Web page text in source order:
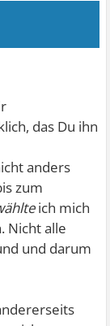
das Du ihn
anders
zum
ich mich
Nicht alle
und darum